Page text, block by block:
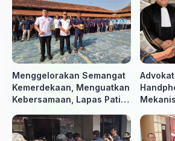
Menggelorakan Semangat
Kemerdekaan, Menguatkan
Kebersamaan, Lapas Pati
ke-81 RI, Warga Binaan
Antusias Ikuti Berbagai
Diminta
perlu